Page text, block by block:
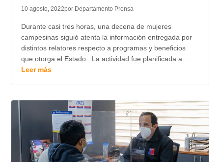
10 agosto, 2022por Departamento Prensa
Durante casi tres horas, una decena de mujeres
campesinas siguió atenta la información entregada por
distintos relatores respecto a programas y beneficios
que otorga el Estado. La actividad fue planificada a…
Leer más